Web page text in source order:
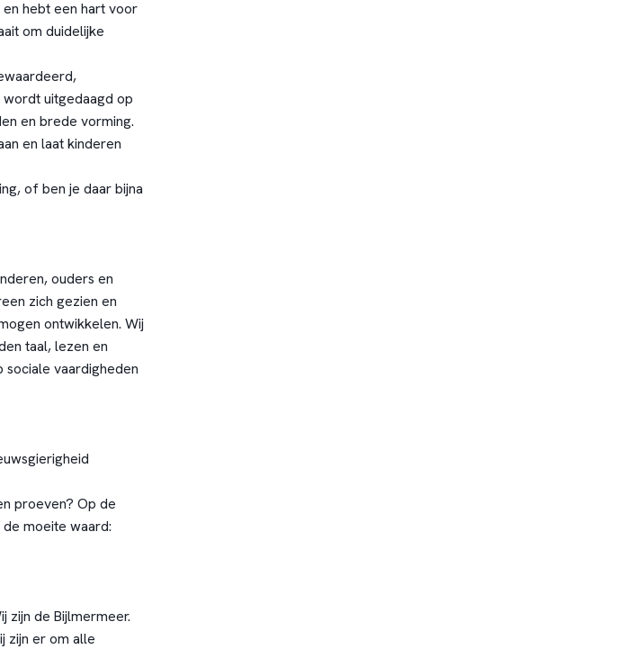
hebt een hart voor
om duidelijke
uitgedaagd op
en brede vorming.
en laat kinderen
of ben je daar bijna
ouders en
zich gezien en
ontwikkelen. Wij
taal, lezen en
sociale vaardigheden
proeven? Op de
moeite waard:
zijn de Bijlmermeer.
zijn er om alle